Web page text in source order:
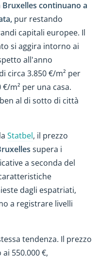
continuano a
pur restando
capitali europee. Il
si aggira intorno ai
all'anno
circa 3.850 €/m² per
m² per una casa.
al di sotto di città
Statbel, il prezzo
supera i
a seconda del
dagli espatriati,
a registrare livelli
tendenza. Il prezzo
550.000 €,